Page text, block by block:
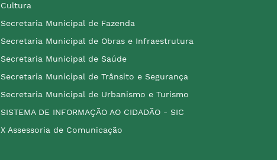
Cultura
Secretaria Municipal de Fazenda
Secretaria Municipal de Obras e Infraestrutura
Secretaria Municipal de Saúde
Secretaria Municipal de Trânsito e Segurança
Secretaria Municipal de Urbanismo e Turismo
SISTEMA DE INFORMAÇÃO AO CIDADÃO - SIC
X Assessoria de Comunicação